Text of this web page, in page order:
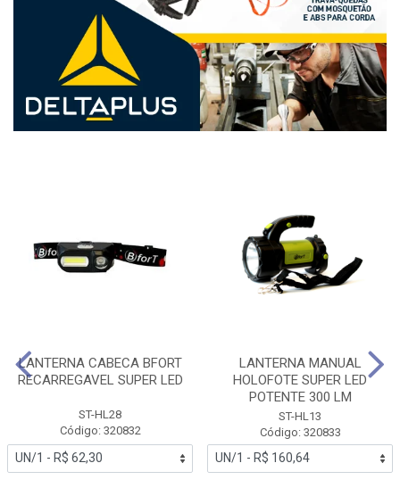
LANTERNA CABECA BFORT
RECARREGAVEL SUPER LED
ST-HL28
Código: 320832
LANTERNA MANUAL
HOLOFOTE SUPER LED
POTENTE 300 LM
ST-HL13
Código: 320833